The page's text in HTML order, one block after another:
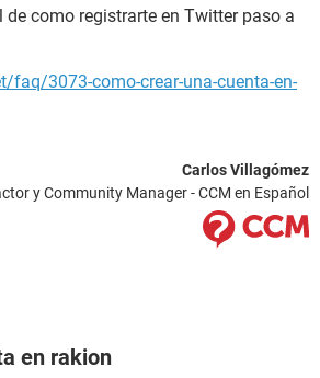
de como registrarte en Twitter paso a
faq/3073-como-crear-una-cuenta-en-
Carlos Villagómez
y Community Manager - CCM en Español
en rakion